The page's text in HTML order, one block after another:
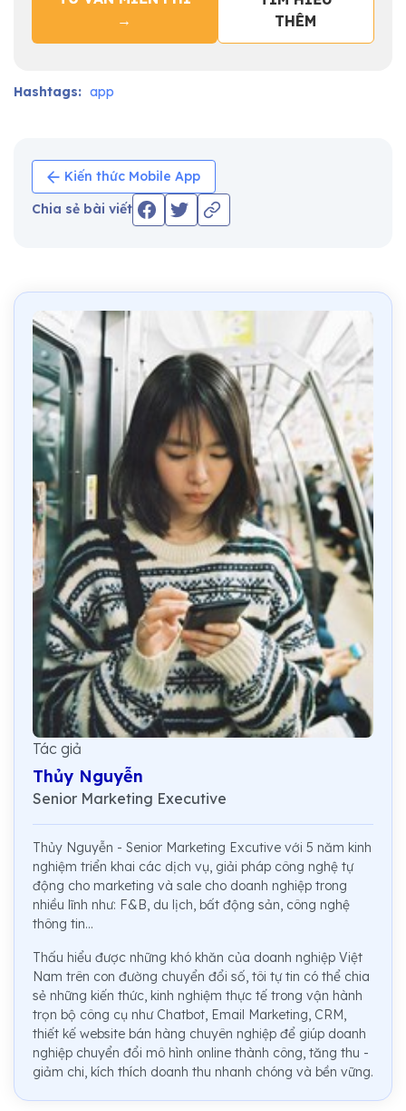
→
THÊM
Hashtags: app
Kiến thức Mobile App
Chia sẻ bài viết
Tác giả
Thủy Nguyễn
Senior Marketing Executive
Thủy Nguyễn - Senior Marketing Excutive với 5 năm kinh
nghiệm triển khai các dịch vụ, giải pháp công nghệ tự
động cho marketing và sale cho doanh nghiệp trong
nhiều lĩnh như: F&B, du lịch, bất động sản, công nghệ
thông tin...
Thấu hiểu được những khó khăn của doanh nghiệp Việt
Nam trên con đường chuyển đổi số, tôi tự tin có thể chia
sẻ những kiến thức, kinh nghiệm thực tế trong vận hành
trọn bộ công cụ như Chatbot, Email Marketing, CRM,
thiết kế website bán hàng chuyên nghiệp để giúp doanh
nghiệp chuyển đổi mô hình online thành công, tăng thu -
giảm chi, kích thích doanh thu nhanh chóng và bền vững.